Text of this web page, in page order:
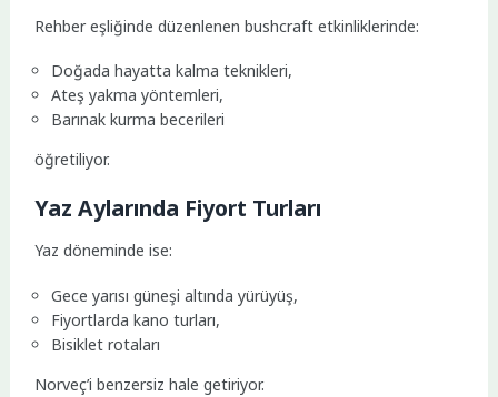
Rehber eşliğinde düzenlenen bushcraft etkinliklerinde:
Doğada hayatta kalma teknikleri,
Ateş yakma yöntemleri,
Barınak kurma becerileri
öğretiliyor.
Yaz Aylarında Fiyort Turları
Yaz döneminde ise:
Gece yarısı güneşi altında yürüyüş,
Fiyortlarda kano turları,
Bisiklet rotaları
Norveç’i benzersiz hale getiriyor.